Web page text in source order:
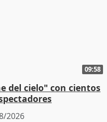
09:58
del cielo" con cientos
2026